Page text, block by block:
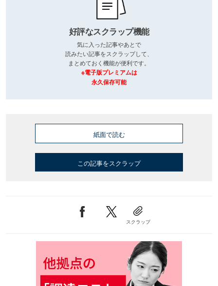
好評なスクラップ機能
気に入った記事やあとで
読みたい記事をスクラップして、
まとめておく機能が便利です。
※電子版プレミアムは
永久保存可能
紙面で読む
この記事をスクラップ
スクラップ